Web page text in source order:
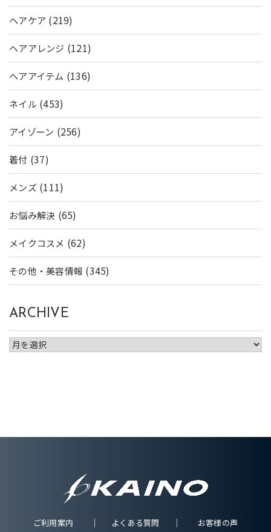
ヘアケア (219)
ヘアアレンジ (121)
ヘアアイテム (136)
ネイル (453)
アイゾーン (256)
着付 (37)
メンズ (111)
お悩み解決 (65)
メイクコスメ (62)
その他・美容情報 (345)
ARCHIVE
ご利用案内 よくある質問 お客様の声